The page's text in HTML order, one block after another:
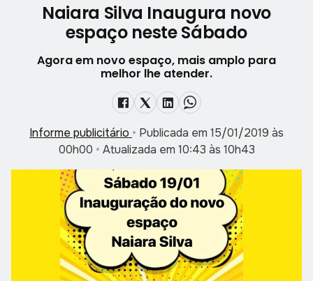
Naiara Silva Inaugura novo
espaço neste Sábado
Agora em novo espaço, mais amplo para
melhor lhe atender.
Informe publicitário • Publicada em 15/01/2019 às
00h00 • Atualizada em 10:43 às 10h43